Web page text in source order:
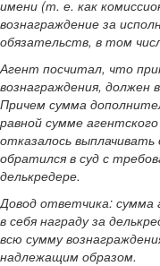
имени (т. е. как
вознаграждение за
обязательств, в том
Агент посчитал, что
вознаграждения, должен
Причем сумма
равной сумме
отказалось
обратился в суд с
делькредере.
Довод ответчика: сумма
в себя награду за
всю сумму
надлежащим образом.